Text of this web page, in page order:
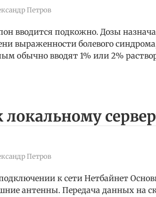
Петров
вводится подкожно. Дозы
выраженности болевого
обычно вводят 1% или 2%
Петров
к сети Нетбайнет
антенны. Передача данных на